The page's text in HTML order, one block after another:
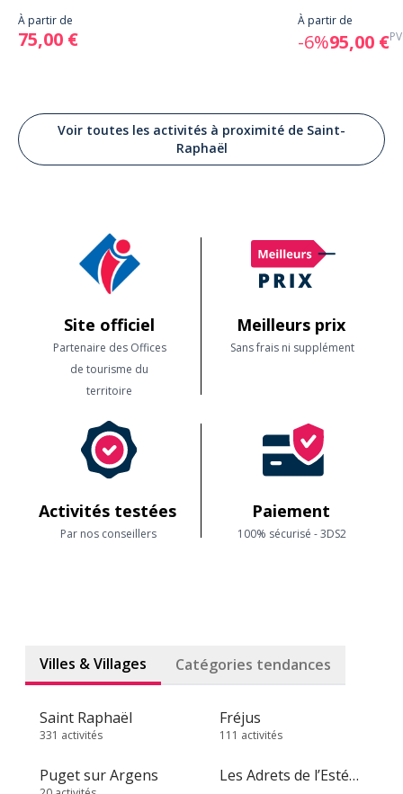
À partir de
75,00 €
À partir de
-6%95,00 €
Voir toutes les activités à proximité de Saint-
Raphaël
Site officiel
Partenaire des Offices
de tourisme du
territoire
Meilleurs prix
Sans frais ni supplément
Activités testées
Par nos conseillers
Paiement
100% sécurisé - 3DS2
Villes & Villages Catégories tendances
Saint Raphaël
331 activités
Fréjus
111 activités
Puget sur Argens Les Adrets de l’Estérel